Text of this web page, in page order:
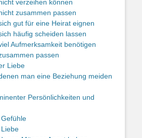
verzeihen können
zusammen passen
gut für eine Heirat eignen
häufig scheiden lassen
Aufmerksamkeit benötigen
passen
Liebe
man eine Beziehung meiden
Persönlichkeiten und